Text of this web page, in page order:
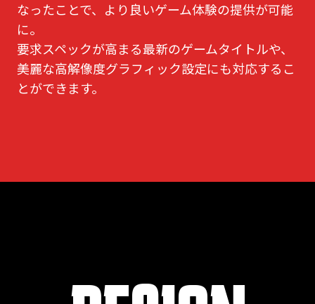
なったことで、より良いゲーム体験の提供が可能
に。
要求スペックが高まる最新のゲームタイトルや、
美麗な高解像度グラフィック設定にも対応するこ
とができます。